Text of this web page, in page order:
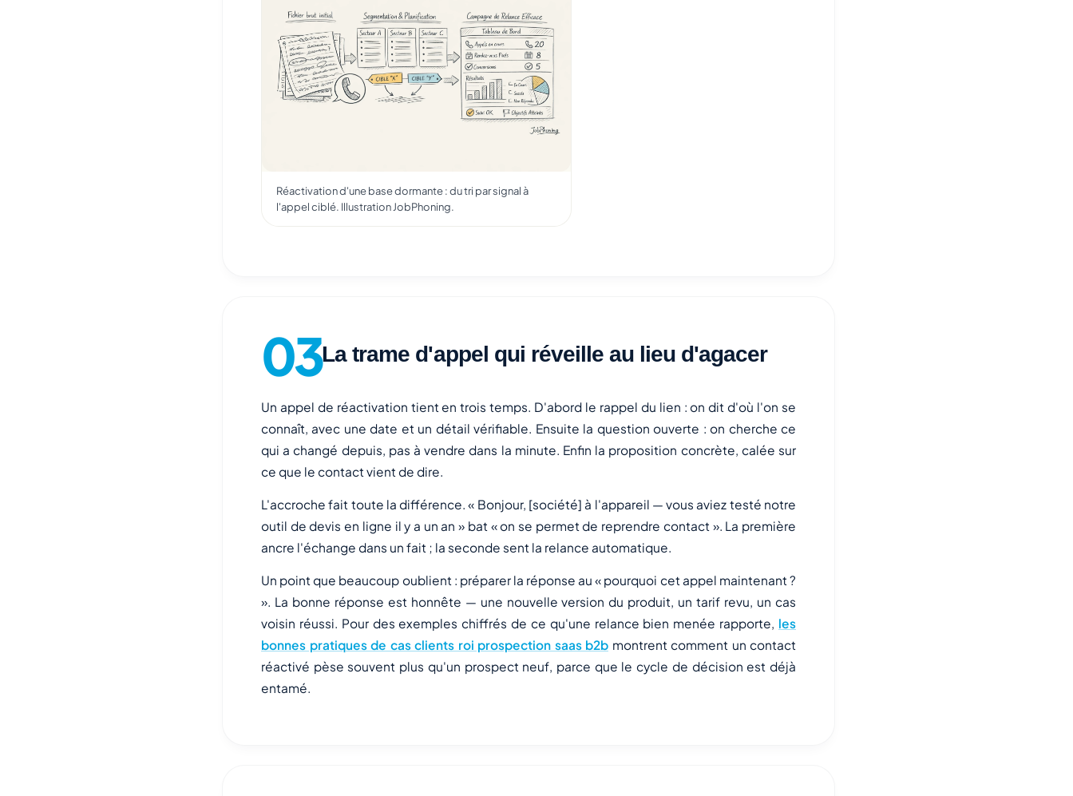
Réactivation d'une base dormante : du tri par signal à
l'appel ciblé. Illustration JobPhoning.
La trame d'appel qui réveille au lieu d'agacer
Un appel de réactivation tient en trois temps. D'abord le rappel du lien : on dit d'où l'on se
connaît, avec une date et un détail vérifiable. Ensuite la question ouverte : on cherche ce
qui a changé depuis, pas à vendre dans la minute. Enfin la proposition concrète, calée sur
ce que le contact vient de dire.
L'accroche fait toute la différence. « Bonjour, [société] à l'appareil — vous aviez testé notre
outil de devis en ligne il y a un an » bat « on se permet de reprendre contact ». La première
ancre l'échange dans un fait ; la seconde sent la relance automatique.
Un point que beaucoup oublient : préparer la réponse au « pourquoi cet appel maintenant ?
». La bonne réponse est honnête — une nouvelle version du produit, un tarif revu, un cas
voisin réussi. Pour des exemples chiffrés de ce qu'une relance bien menée rapporte, les
bonnes pratiques de cas clients roi prospection saas b2b montrent comment un contact
réactivé pèse souvent plus qu'un prospect neuf, parce que le cycle de décision est déjà
entamé.